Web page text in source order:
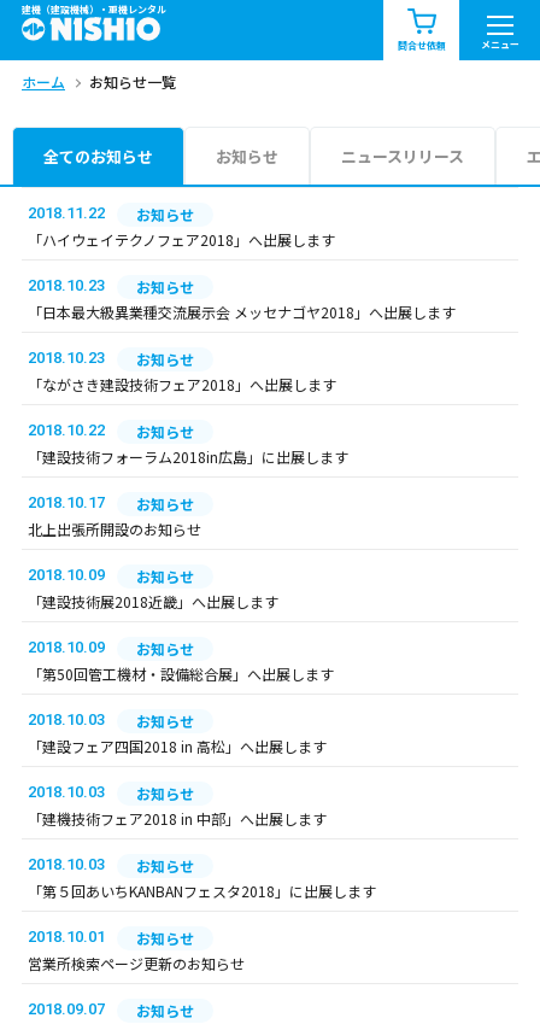
建機（建設機械）・重機レンタル
問合せ依頼 メニュー
商品一覧 お知らせ一覧
問合せ依頼リスト
エリア情報を見る
ホーム お知らせ一覧
全てのお知らせ お知らせ ニュースリリース
2018.11.22
お知らせ
「ハイウェイテクノフェア2018」へ出展します
2018.10.23
お知らせ
「日本最大級異業種交流展示会 メッセナゴヤ2018」へ出展します
2018.10.23
お知らせ
「ながさき建設技術フェア2018」へ出展します
2018.10.22
お知らせ
「建設技術フォーラム2018in広島」に出展します
2018.10.17
お知らせ
北上出張所開設のお知らせ
2018.10.09
お知らせ
「建設技術展2018近畿」へ出展します
2018.10.09
お知らせ
「第50回管工機材・設備総合展」へ出展します
2018.10.03
お知らせ
「建設フェア四国2018 in 高松」へ出展します
2018.10.03
お知らせ
「建機技術フェア2018 in 中部」へ出展します
2018.10.03
お知らせ
「第５回あいちKANBANフェスタ2018」に出展します
2018.10.01
お知らせ
営業所検索ページ更新のお知らせ
2018.09.07
お知らせ